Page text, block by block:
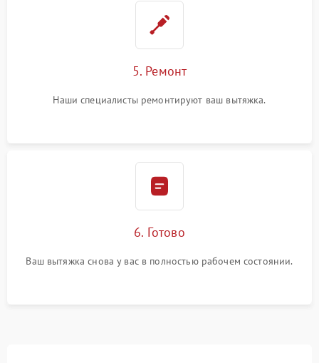
5. Ремонт
Наши специалисты ремонтируют ваш вытяжка.
6. Готово
Ваш вытяжка снова у вас в полностью рабочем состоянии.